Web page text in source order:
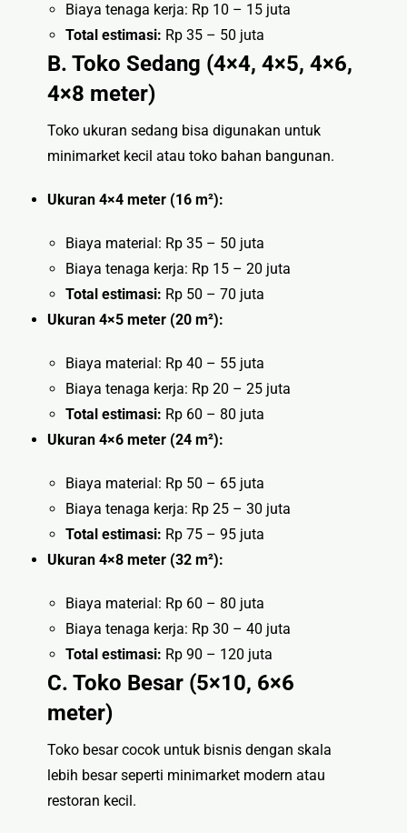
Biaya tenaga kerja: Rp 10 – 15 juta
Total estimasi: Rp 35 – 50 juta
B. Toko Sedang (4×4, 4×5, 4×6,
4×8 meter)
Toko ukuran sedang bisa digunakan untuk
minimarket kecil atau toko bahan bangunan.
Ukuran 4×4 meter (16 m²):
Biaya material: Rp 35 – 50 juta
Biaya tenaga kerja: Rp 15 – 20 juta
Total estimasi: Rp 50 – 70 juta
Ukuran 4×5 meter (20 m²):
Biaya material: Rp 40 – 55 juta
Biaya tenaga kerja: Rp 20 – 25 juta
Total estimasi: Rp 60 – 80 juta
Ukuran 4×6 meter (24 m²):
Biaya material: Rp 50 – 65 juta
Biaya tenaga kerja: Rp 25 – 30 juta
Total estimasi: Rp 75 – 95 juta
Ukuran 4×8 meter (32 m²):
Biaya material: Rp 60 – 80 juta
Biaya tenaga kerja: Rp 30 – 40 juta
Total estimasi: Rp 90 – 120 juta
C. Toko Besar (5×10, 6×6
meter)
Toko besar cocok untuk bisnis dengan skala
lebih besar seperti minimarket modern atau
restoran kecil.